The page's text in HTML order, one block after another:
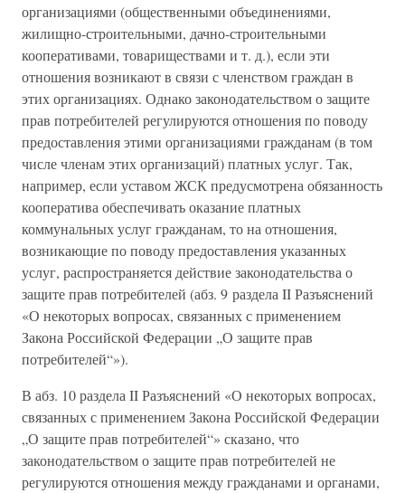
организациями (общественными объединениями,
жилищно-строительными, дачно-строительными
кооперативами, товариществами и т. д.), если эти
отношения возникают в связи с членством граждан в
этих организациях. Однако законодательством о защите
прав потребителей регулируются отношения по поводу
предоставления этими организациями гражданам (в том
числе членам этих организаций) платных услуг. Так,
например, если уставом ЖСК предусмотрена обязанность
кооператива обеспечивать оказание платных
коммунальных услуг гражданам, то на отношения,
возникающие по поводу предоставления указанных
услуг, распространяется действие законодательства о
защите прав потребителей (абз. 9 раздела II Разъяснений
«О некоторых вопросах, связанных с применением
Закона Российской Федерации „О защите прав
потребителей“»).
В абз. 10 раздела II Разъяснений «О некоторых вопросах,
связанных с применением Закона Российской Федерации
„О защите прав потребителей“» сказано, что
законодательством о защите прав потребителей не
регулируются отношения между гражданами и органами,